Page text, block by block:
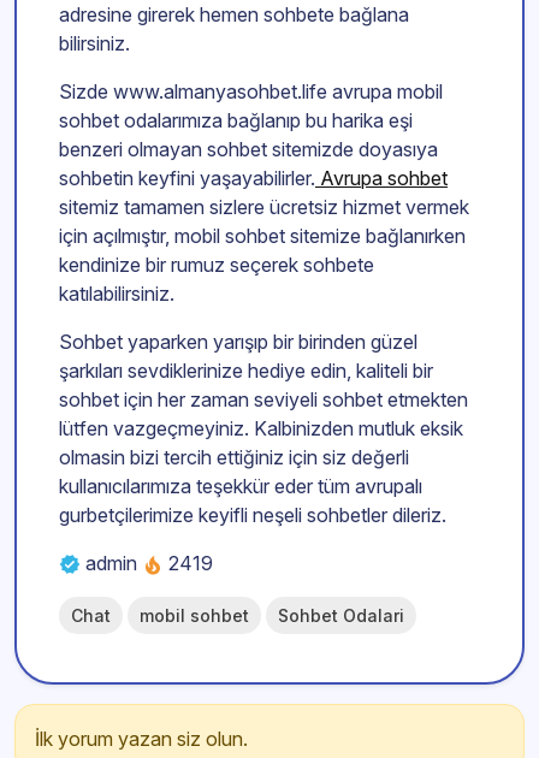
adresine girerek hemen sohbete bağlana
bilirsiniz.
Sizde www.almanyasohbet.life avrupa mobil
sohbet odalarımıza bağlanıp bu harika eşi
benzeri olmayan sohbet sitemizde doyasıya
sohbetin keyfini yaşayabilirler. Avrupa sohbet
sitemiz tamamen sizlere ücretsiz hizmet vermek
için açılmıştır, mobil sohbet sitemize bağlanırken
kendinize bir rumuz seçerek sohbete
katılabilirsiniz.
Sohbet yaparken yarışıp bir birinden güzel
şarkıları sevdiklerinize hediye edin, kaliteli bir
sohbet için her zaman seviyeli sohbet etmekten
lütfen vazgeçmeyiniz. Kalbinizden mutluk eksik
olmasin bizi tercih ettiğiniz için siz değerli
kullanıcılarımıza teşekkür eder tüm avrupalı
gurbetçilerimize keyifli neşeli sohbetler dileriz.
admin
2419
Chat mobil sohbet Sohbet Odalari
İlk yorum yazan siz olun.